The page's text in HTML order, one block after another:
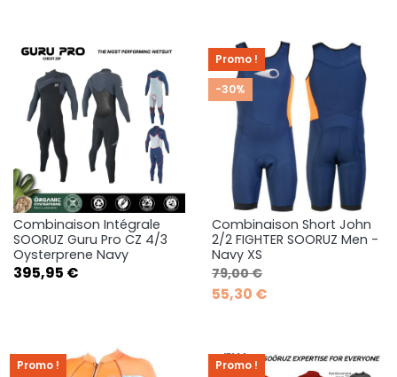
Combinaison Intégrale
SOORUZ Guru Pro CZ 4/3
Oysterprene Navy
Prix
395,95 €
Combinaison Short John
2/2 FIGHTER SOORUZ Men -
Navy XS
Prix de base
79,00 €Prix
55,30 €
Promo !
-30%
Promo !
Promo !